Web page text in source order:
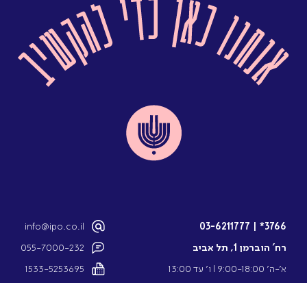
3766*
03-6211777
רח’ הוברמן 1, תל אביב
א’-ה’ 9:00-18:00 l ו’ עד 13:00
info@ipo.co.il
055-7000-232
1533-5253695